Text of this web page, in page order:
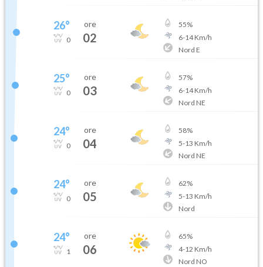
26°
0
ore
02
55%
6-14Km/h
Nord E
25°
0
ore
03
57%
6-14Km/h
Nord NE
24°
0
ore
04
58%
5-13 Km/h
Nord NE
24°
0
ore
05
62%
5-13 Km/h
Nord
24°
1
ore
06
65%
4-12 Km/h
Nord NO